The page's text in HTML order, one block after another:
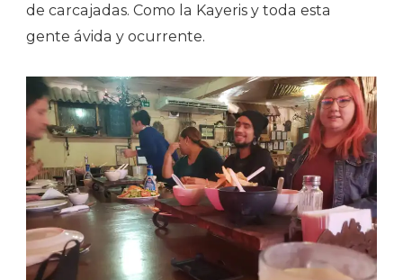
de carcajadas. Como la Kayeris y toda esta
gente ávida y ocurrente.